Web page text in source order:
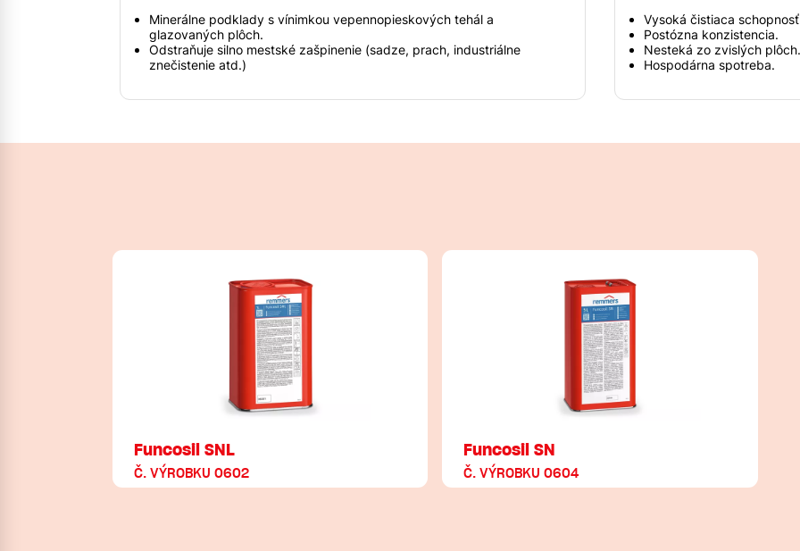
Minerálne podklady s vínimkou vepennopieskových tehál a
glazovaných plôch.
Odstraňuje silno mestské zašpinenie (sadze, prach, industriálne
znečistenie atd.)
Vysoká čistiaca
Postózna konzistencia.
Nesteká zo zvislých plôch.
Hospodárna spotreba.
Funcosil SNL
Č. VÝROBKU 0602
Funcosil SN
Č. VÝROBKU 0604